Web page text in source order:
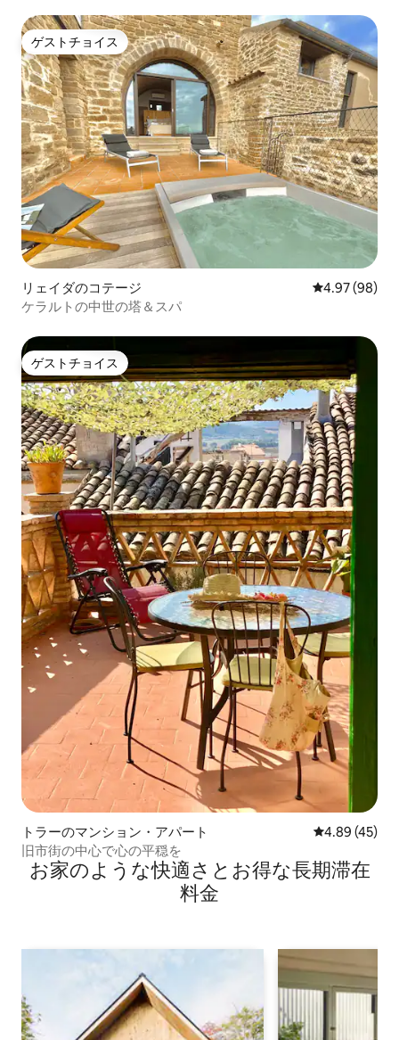
ゲストチョイス
ゲストチョイス
リェイダのコテージ レビュー98
4.97 (98)
ケラルトの中世の塔＆スパ
ゲストチョイス
ゲストチョイス
トラーのマンション・アパート レビュー45
4.89 (45)
旧市街の中心で心の平穏を
お家のような快⁠適⁠さ⁠とお⁠得⁠な長⁠期⁠滞⁠在
料⁠金